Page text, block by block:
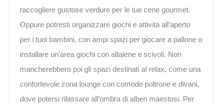
raccogliere gustose verdure per le tue cene gourmet.
Oppure potresti organizzare giochi e attività all’aperto
per i tuoi bambini, con ampi spazi per giocare a pallone o
installare un’area giochi con altalene e scivoli. Non
mancherebbero poi gli spazi destinati al relax, come una
confortevole zona lounge con comode poltrone e divani,
dove potersi rilassare all’ombra di alberi maestosi. Per